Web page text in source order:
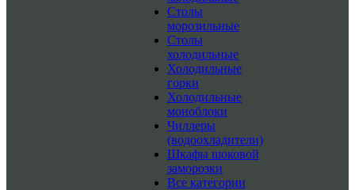
Столы
морозильные
Столы
холодильные
Холодильные
горки
Холодильные
моноблоки
Чиллеры
(водоохладители)
Шкафы шоковой
заморозки
Все категории